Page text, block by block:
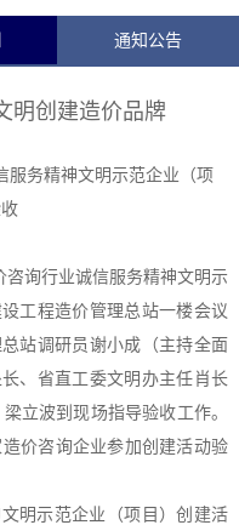
通知公告
明创建造价品牌
务精神文明示范企业（项
询行业诚信服务精神文明示
工程造价管理总站一楼会议
站调研员谢小成（主持全面
、省直工委文明办主任肖长
立波到现场指导验收工作。
价咨询企业参加创建活动验
明示范企业（项目）创建活